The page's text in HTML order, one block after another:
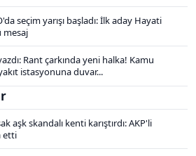
seçim yarışı başladı: İlk aday Hayati
mesaj
Rant çarkında yeni halka! Kamu
istasyonuna duvar...
aşk skandalı kenti karıştırdı: AKP'li
etti